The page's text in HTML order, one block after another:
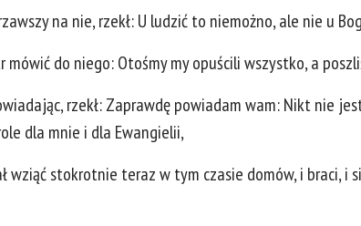
na nie, rzekł: U ludzić to niemożno, ale nie u
mówić do niego: Otośmy my opuścili wszystko, a
rzekł: Zaprawdę powiadam wam: Nikt nie
dla mnie i dla Ewangielii,
wziąć stokrotnie teraz w tym czasie domów, i braci,